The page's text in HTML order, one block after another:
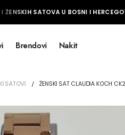
ŽENSKIH SATOVA U BOSNI I
Brendovi Nakit
SATOVI ŽENSKI SAT CLAUDIA KOCH